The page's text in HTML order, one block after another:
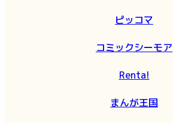
ピッコマ
コミックシーモア
Renta!
まんが王国